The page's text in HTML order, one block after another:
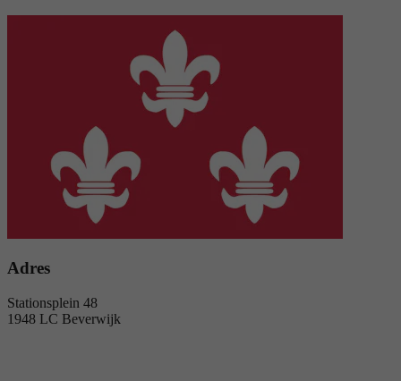
Adres
Stationsplein 48
1948 LC Beverwijk